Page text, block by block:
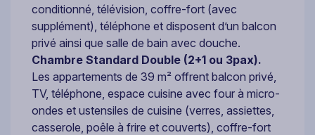
conditionné, télévision, coffre-fort (avec
supplément), téléphone et disposent d’un balcon
privé ainsi que salle de bain avec douche.
Chambre Standard Double (2+1 ou 3pax).
Les appartements de 39 m² offrent balcon privé,
TV, téléphone, espace cuisine avec four à micro-
ondes et ustensiles de cuisine (verres, assiettes,
casserole, poêle à frire et couverts), coffre-fort